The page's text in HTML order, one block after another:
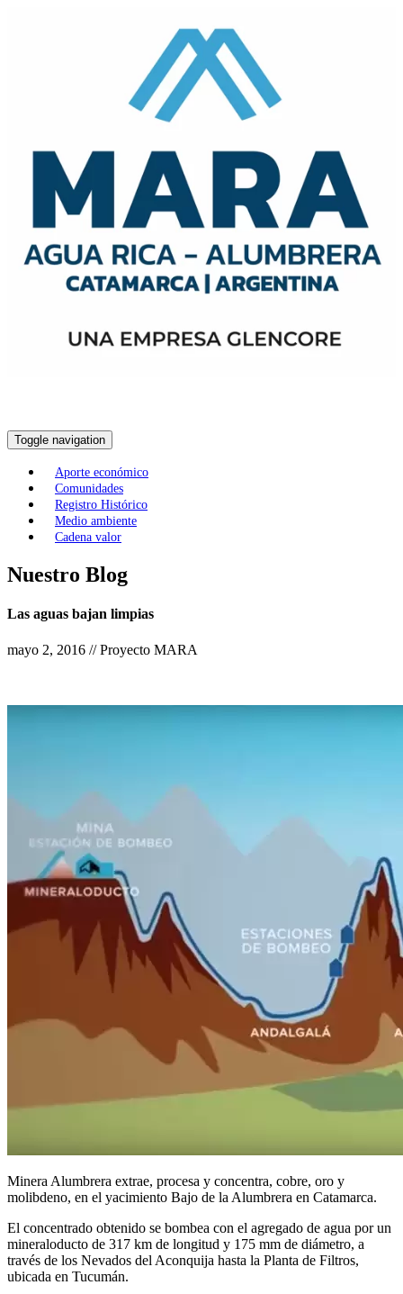
Toggle navigation
Aporte económico
Comunidades
Registro Histórico
Medio ambiente
Cadena valor
Nuestro Blog
Las aguas bajan limpias
mayo 2, 2016 // Proyecto MARA
Minera Alumbrera extrae, procesa y concentra, cobre, oro y
molibdeno, en el yacimiento Bajo de la Alumbrera en Catamarca.
El concentrado obtenido se bombea con el agregado de agua por un
mineraloducto de 317 km de longitud y 175 mm de diámetro, a
través de los Nevados del Aconquija hasta la Planta de Filtros,
ubicada en Tucumán.